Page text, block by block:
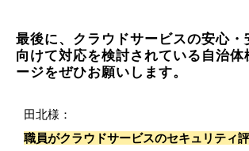
最後に、クラウドサービスの安心・
向けて対応を検討されている自治体
ージをぜひお願いします。
田北様：
職員がクラウドサービスのセキュリティ